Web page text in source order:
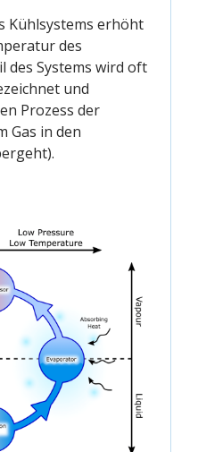
Kühlsystems erhöht
des
des Systems wird oft
und
Prozess der
Gas in den